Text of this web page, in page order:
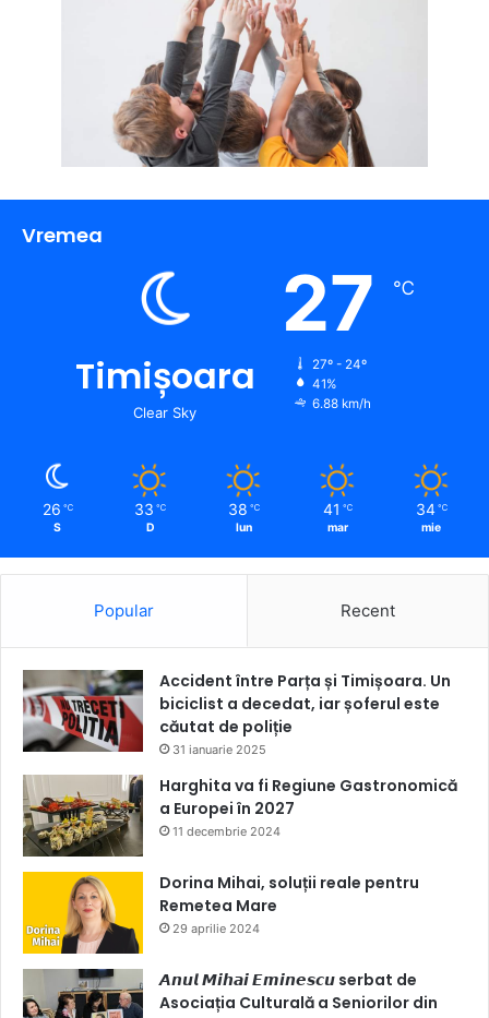
Vremea
Timișoara
Clear Sky
27 ℃
27º - 24º
41%
6.88 km/h
26 ℃
S
33 ℃
D
38 ℃
lun
41 ℃
mar
34 ℃
mie
Popular Recent
Accident între Parța și Timișoara. Un
biciclist a decedat, iar șoferul este
căutat de poliție
31 ianuarie 2025
Harghita va fi Regiune Gastronomică
a Europei în 2027
11 decembrie 2024
Dorina Mihai, soluții reale pentru
Remetea Mare
29 aprilie 2024
𝘼𝙣𝙪𝙡 𝙈𝙞𝙝𝙖𝙞 𝙀𝙢𝙞𝙣𝙚𝙨𝙘𝙪 serbat de
Asociația Culturală a Seniorilor din